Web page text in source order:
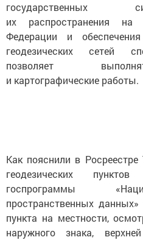
государственных
их распространения на
Федерации и
геодезических сетей
позволяет
и картографические работы.
Как пояснили в Росреестре
геодезических
госпрограммы
пространственных
пункта на местности,
наружного знака,